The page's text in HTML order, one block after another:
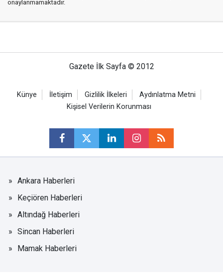
onaylanmamaktadır.
Gazete İlk Sayfa © 2012
Künye İletişim Gizlilik İlkeleri
Aydınlatma Metni
Kişisel Verilerin Korunması
Ankara Haberleri
Keçiören Haberleri
Altındağ Haberleri
Sincan Haberleri
Mamak Haberleri